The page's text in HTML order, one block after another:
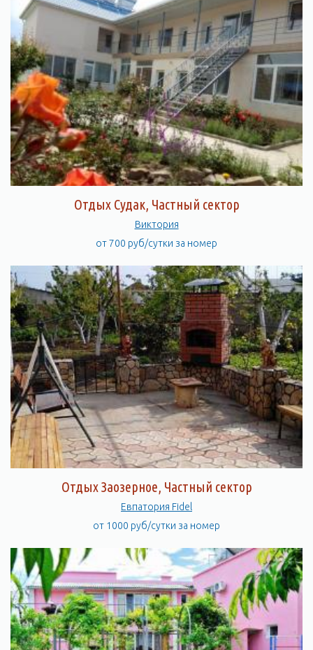
Отдых Судак, Частный сектор
Виктория
от 700 руб/сутки за номер
Отдых Заозерное, Частный сектор
Евпатория Fidel
от 1000 руб/сутки за номер